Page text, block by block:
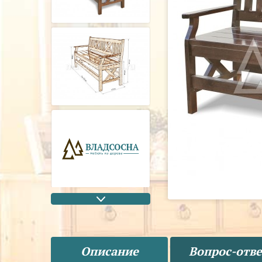
Описание Вопрос-